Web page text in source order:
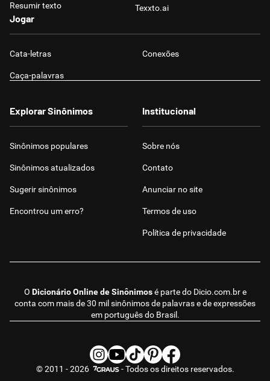
Resumir texto Texxto.ai
Jogar
Cata-letras Conexões
Caça-palavras
O Dicionário Online de Sinônimosé parte do Dicio.com.bre
conta com mais de 30 mil sinônimos de palavras e de expressões
em português do Brasil.
Explorar Sinônimos
Sinônimos populares
Sinônimos atualizados
Sugerir sinônimos
Encontrou um erro?
Institucional
Sobre nós
Contato
Anunciar no site
Termos de uso
Política de privacidade
© 2011 - 2026 - Todos os direitos reservados.